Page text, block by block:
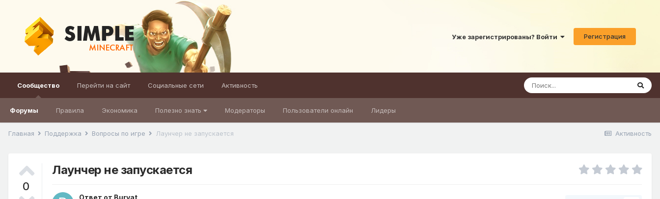
Уже зарегистрированы? Войти Регистрация
Сообщество
Форумы Правила Экономика Полезно знать Модераторы Пользователи онлайн Лидеры
Перейти на сайт Социальные сети Активность
Активность
Главная Поддержка Вопросы по игре Лаунчер не запускается
0
Лаунчер не запускается